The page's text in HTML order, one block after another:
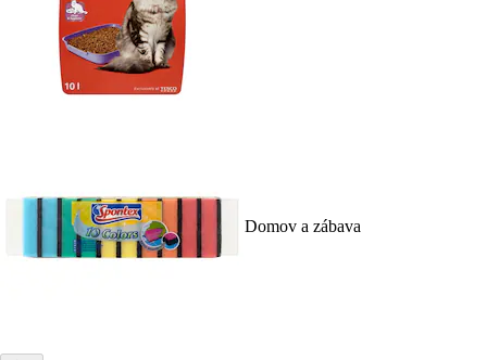
Domov a zábava